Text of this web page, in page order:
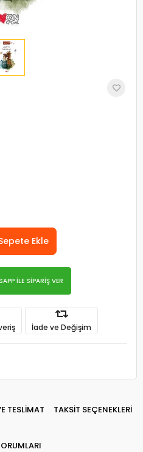
Ekle
İLE SİPARİŞ VER
İade ve Değişim
TESLİMAT TAKSİT SEÇENEKLERİ